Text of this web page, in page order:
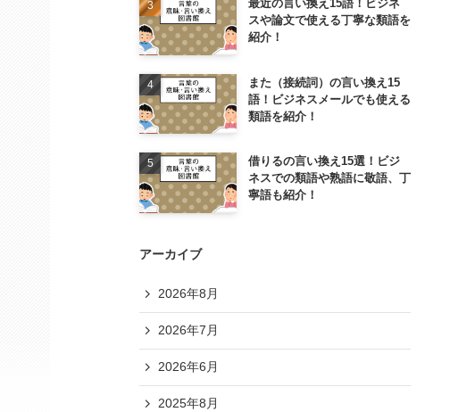
最近の言い換え15語！ビジネ
スや論文で使える丁寧な類語を
紹介！
また（接続詞）の言い換え15
語！ビジネスメールでも使える
類語を紹介！
借りるの言い換え15選！ビジ
ネスでの類語や熟語に敬語、丁
寧語も紹介！
アーカイブ
2026年8月
2026年7月
2026年6月
2025年8月